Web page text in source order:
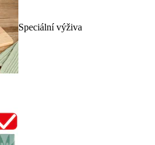
Speciální výživa